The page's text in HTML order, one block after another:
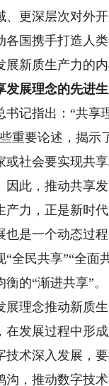
、更深层次对外
各国携手打造人
展新质生产力的内
展理念的先进生
指出：“共享理
重要论述，揭
或社会要实现共
因此，推动共享
产力，正是新时
也是一个动态过
“全民共享”“全面
的“渐进共享”。
念推动新质生
在发展过程中形
技术深入发展，
沟，推动数字技